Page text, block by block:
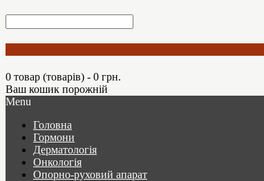
0 товар (товарів) - 0 грн.
Ваш кошик порожній
Menu
Головна
Гормони
Дерматологія
Онкологія
Опорно-руховий апарат